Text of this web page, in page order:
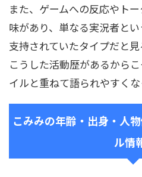
また、ゲームへの反応やト
味があり、単なる実況者と
支持されていたタイプだと見
こうした活動歴があるから
イルと重ねて語られやすくな
こみみの年齢・出身・人
ル情